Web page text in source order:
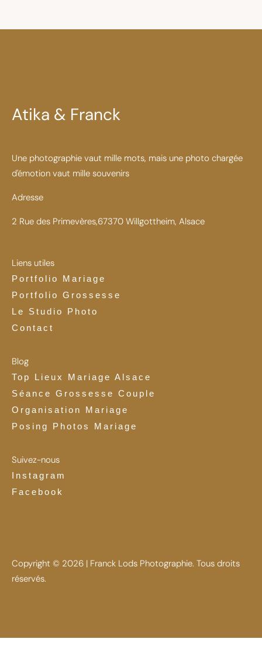
Atika & Franck
Une photographie vaut mille mots, mais une photo chargée
d'émotion vaut mille souvenirs
Adresse
2 Rue des Primevères,67370 Willgottheim, Alsace
Liens utiles
Portfolio Mariage
Portfolio Grossesse
Le Studio Photo
Contact
Blog
Top Lieux Mariage Alsace
Séance Grossesse Couple
Organisation Mariage
Posing Photos Mariage
Suivez-nous
Instagram
Facebook
Copyright © 2026 | Franck Lods Photographie. Tous droits
réservés.